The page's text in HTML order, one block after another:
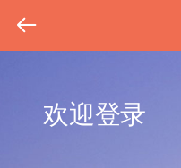
欢迎登录